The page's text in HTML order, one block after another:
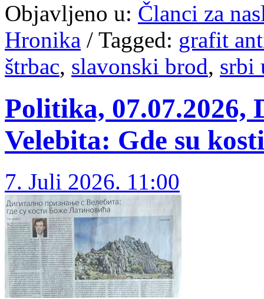
Objavljeno u: Članci za
Hronika / Tagged: grafit
štrbac, slavonski brod, srbi
Politika, 07.07.2026,
Velebita: Gde su
7. Juli 2026. 11:00